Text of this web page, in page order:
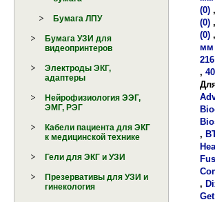
Бумага ЛПУ
Бумага УЗИ для
видеопринтеров
Электроды ЭКГ,
адаптеры
Нейрофизиология ЭЭГ,
ЭМГ, РЭГ
Кабели пациента для ЭКГ
к медицинской технике
Гели для ЭКГ и УЗИ
Презервативы для УЗИ и
гинекология
(0) ,
(0) ,
(0) ,
мм
,
,
,